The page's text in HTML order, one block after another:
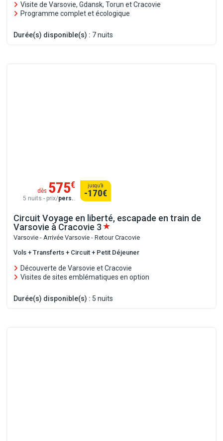
Visite de Varsovie, Gdansk, Torun et Cracovie
Programme complet et écologique
Durée(s) disponible(s) : 7 nuits
Circuit Voyage en liberté, escapade en train de
Varsovie à Cracovie 3
Varsovie - Arrivée Varsovie - Retour Cracovie
Vols + Transferts + Circuit + Petit Déjeuner
Découverte de Varsovie et Cracovie
Visites de sites emblématiques en option
Durée(s) disponible(s) : 5 nuits
dès 575€
5 nuits - prix/pers..
jusqu’à
-170€